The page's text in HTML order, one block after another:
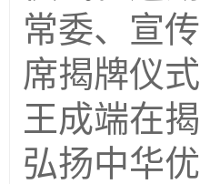
常委、宣
席揭牌仪
王成端在
弘扬中华